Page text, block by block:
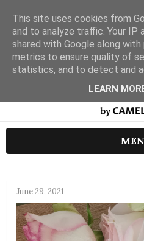
June 29, 2021
This site uses cookies from
and to analyze traffic. Your IP
shared with Google along
metrics to ensure quality of
statistics, and to detect and
LEARN